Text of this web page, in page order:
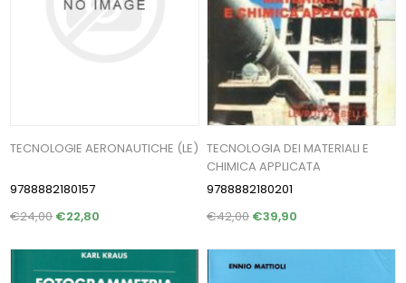
TECNOLOGIE AERONAUTICHE (LE)
9788882180157
€24,00 €22,80
TECNOLOGIA DEI MATERIALI E
CHIMICA APPLICATA
9788882180201
€42,00€39,90